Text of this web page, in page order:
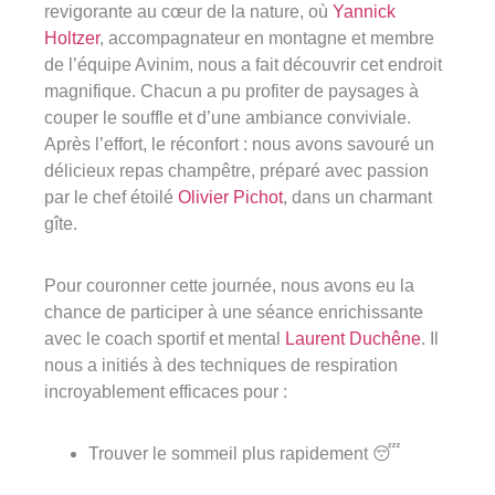
Groupe Avinim
03 29 22 30 00
Lundi au vendredi ( 8h00 – 17h00 )
Avinim Construction
03 29 29 09 97
Lundi au vendredi ( 8h00 – 17h00 )
revigorante au cœur de la nature, où Yannick
Holtzer, accompagnateur en montagne et membre
de l’équipe Avinim, nous a fait découvrir cet endroit
magnifique. Chacun a pu profiter de paysages à
couper le souffle et d’une ambiance conviviale.
Après l’effort, le réconfort : nous avons savouré un
délicieux repas champêtre, préparé avec passion
par le chef étoilé Olivier Pichot, dans un charmant
gîte.
Pour couronner cette journée, nous avons eu la
chance de participer à une séance enrichissante
avec le coach sportif et mental
Laurent Duchêne. Il
nous a initiés à des techniques de respiration
incroyablement efficaces pour :
Trouver le sommeil plus rapidement 😴